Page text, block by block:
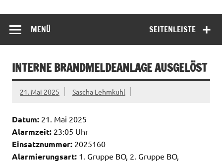
SEITENLEISTE
MENÜ
INTERNE BRANDMELDEANLAGE AUSGELÖST
21. Mai 2025 Sascha Lehmkuhl
Datum: 21. Mai 2025
Alarmzeit: 23:05 Uhr
Einsatznummer: 2025160
Alarmierungsart: 1. Gruppe BO, 2. Gruppe BO,